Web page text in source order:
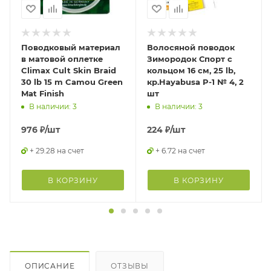
Поводковый материал
в матовой оплетке
Climax Cult Skin Braid
30 lb 15 m Camou Green
Mat Finish
В наличии: 3
976 ₽/шт
+ 29.28 на счет
В КОРЗИНУ
Волосяной поводок
Зимородок Спорт с
кольцом 16 см, 25 lb,
кр.Hayabusa P-1 № 4, 2
шт
В наличии: 3
224 ₽/шт
+ 6.72 на счет
В КОРЗИНУ
ОПИСАНИЕ ОТЗЫВЫ